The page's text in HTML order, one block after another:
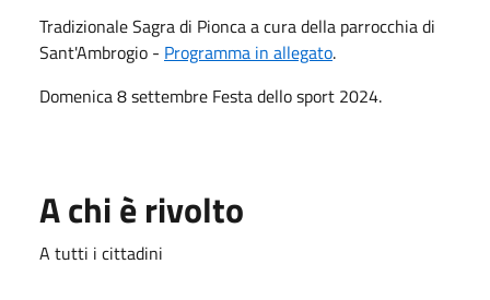
Tradizionale Sagra di Pionca a cura della parrocchia di
Sant'Ambrogio - Programma in allegato.
Domenica 8 settembre Festa dello sport 2024.
A chi è rivolto
A tutti i cittadini